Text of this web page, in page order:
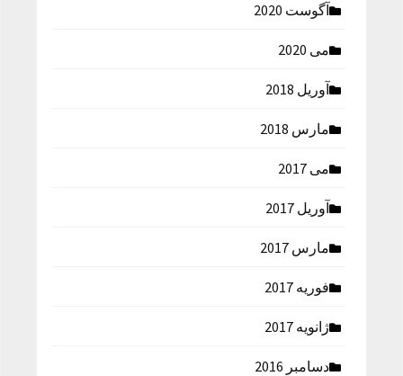
آگوست 2020
می 2020
آوریل 2018
مارس 2018
می 2017
آوریل 2017
مارس 2017
فوریه 2017
ژانویه 2017
دسامبر 2016